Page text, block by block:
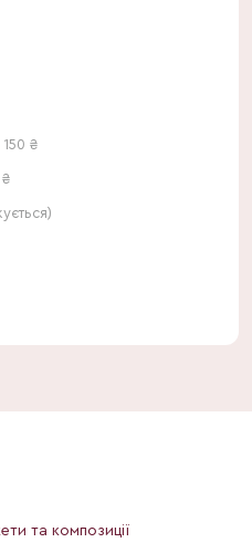
150 ₴
₴
та композиції